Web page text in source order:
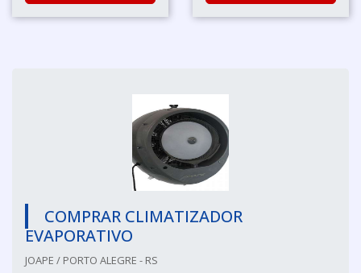
COMPRAR CLIMATIZADOR
EVAPORATIVO
JOAPE / PORTO ALEGRE - RS